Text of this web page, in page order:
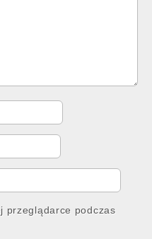
przeglądarce podczas